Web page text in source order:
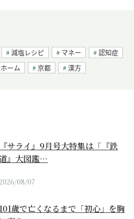
減塩レシピ マネー
認知症
ーム 京都 漢方
『サライ』9月号大特集は「『鉄
』大図鑑…
08/07
101歳で亡くなるまで「初心」を胸